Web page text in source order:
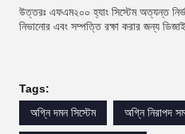
উত্তরঃ এফএম২০০ হ্যাং সিস্টেম অত্যন্ত
নিভানোর এবং সম্পত্তি রক্ষা করার জন্য
Tags:
অগ্নি দমন সিস্টেম
অগ্নি নিরাপদ